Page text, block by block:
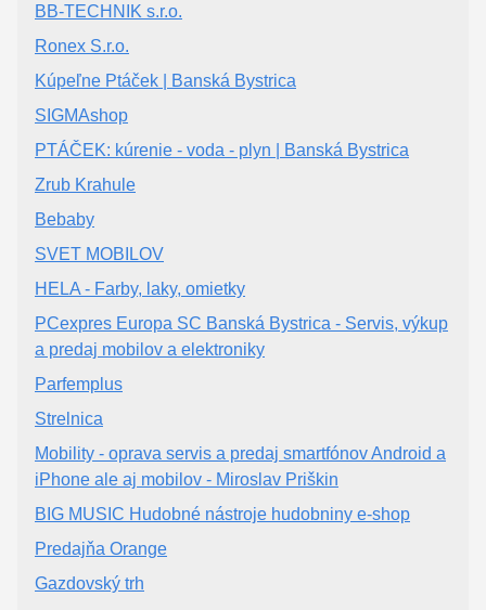
BB-TECHNIK s.r.o.
Ronex S.r.o.
Kúpeľne Ptáček | Banská Bystrica
SIGMAshop
PTÁČEK: kúrenie - voda - plyn | Banská Bystrica
Zrub Krahule
Bebaby
SVET MOBILOV
HELA - Farby, laky, omietky
PCexpres Europa SC Banská Bystrica - Servis, výkup
a predaj mobilov a elektroniky
Parfemplus
Strelnica
Mobility - oprava servis a predaj smartfónov Android a
iPhone ale aj mobilov - Miroslav Priškin
BIG MUSIC Hudobné nástroje hudobniny e-shop
Predajňa Orange
Gazdovský trh